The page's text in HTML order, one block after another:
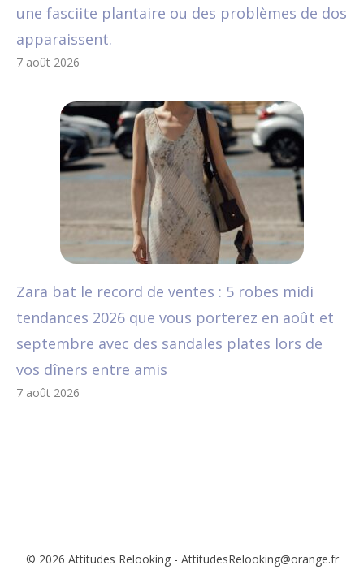
une fasciite plantaire ou des problèmes de dos
apparaissent.
7 août 2026
Zara bat le record de ventes : 5 robes midi
tendances 2026 que vous porterez en août et
septembre avec des sandales plates lors de
vos dîners entre amis
7 août 2026
© 2026 Attitudes Relooking - AttitudesRelooking@orange.fr